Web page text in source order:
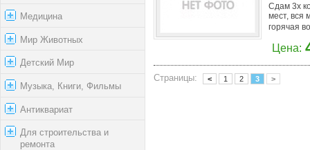
Медицина
Мир Животных
Детский Мир
Музыка, Книги, Фильмы
Антиквариат
Для строительства и
ремонта
Сдам 3х
мест, вся
горячая
Цена:
Страницы: < 1 2 3 >